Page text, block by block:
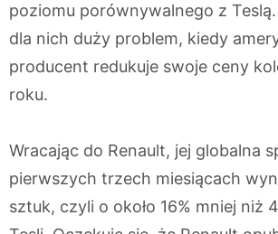
poziomu porównywalnego z
dla nich duży problem, kiedy
producent redukuje swoje ceny
roku.
Wracając do Renault, jej globalna
pierwszych trzech miesiącach
sztuk, czyli o około 16% mniej niż